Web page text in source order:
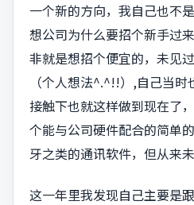
一个新的方向，我自己也不
想公司为什么要招个新手过
非就是想招个便宜的，未见
（个人想法^.^!!）,自己当
接触下也就这样做到现在了
个能与公司硬件配合的简单
牙之类的通讯软件，但从来未
这一年里我发现自己主要是